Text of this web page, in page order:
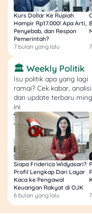
💡 Catatan: Gratis
Entreme, bunga, dan
voucher photobooth
(syarat berlaku).
9. Falala Chocolate
Kalau mau kasih
Valentine yang klasik
elegan, cokelat
tetap jadi juaranya.
🤑 Promo: Love
Valentine
Love Pack
Rp350.000.
Love Deluxe
Bundling:
Kurs Dollar Ke Rupiah
Hampir Rp17.000! Apa Arti,
Penyebab, dan Respon
Pemerintah?
7 bulan yang lalu
🏛️ Weekly Politik
Isu politik apa yang lagi
ramai? Cek kabar,
dan update terbaru
ini
Siapa Friderica Widyasari?
Profil Lengkap Dari Layar
Kaca ke Pengawal
Keuangan Rakyat di OJK
6 bulan yang lalu